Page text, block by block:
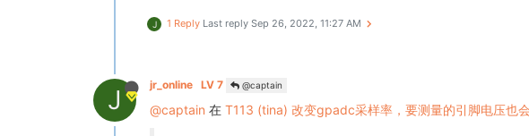
J 1 Reply Last reply Sep 26, 2022, 11:27 AM
J jr_online LV 7 @captain
@captain 在 T113 (tina) 改变gpadc采样率，要测量的引脚电压也